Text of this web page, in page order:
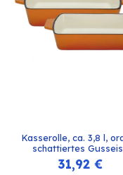
Kasserolle, ca. 3,8 l,
schattiertes
31,92€